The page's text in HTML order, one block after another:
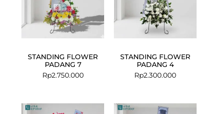
STANDING FLOWER
PADANG 7
Rp2.750.000
STANDING FLOWER
PADANG 4
Rp2.300.000